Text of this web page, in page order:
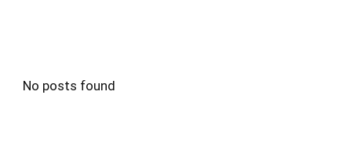
No posts found